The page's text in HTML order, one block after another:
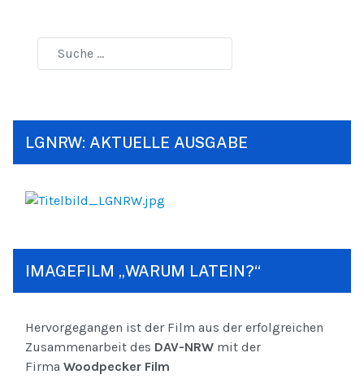
LGNRW: AKTUELLE AUSGABE
IMAGEFILM „WARUM LATEIN?“
Hervorgegangen ist der Film aus der erfolgreichen
Zusammenarbeit des DAV-NRW mit der
Firma Woodpecker Film